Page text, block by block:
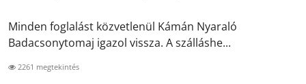
Minden foglalást közvetlenül Kámán Nyaraló
Badacsonytomaj igazol vissza. A szálláshe...
2261 megtekintés